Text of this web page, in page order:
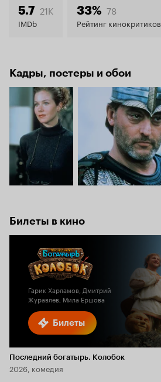
6.7
5.7 21K
IMDb
33% 78
Рейтинг кинокритиков
Кадры, постеры и обои
Билеты в кино
Билеты
Гарик Харламов, Дмитрий
Журавлев, Мила Ершова
Последний богатырь. Колобок
2026, комедия